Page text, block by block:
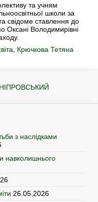
та учням
школи за
свідоме ставлення до
Оксані Володимирівні
Крючкова Тетяна
з наслідками
навколишнього
26.05.2026